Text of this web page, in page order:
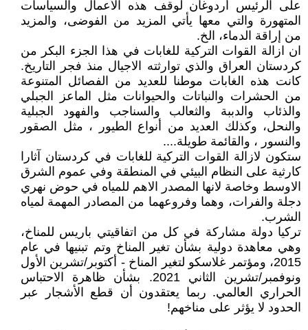
على الرئيس أردوغان لوقف هذه الأعمال والسياسات
المتهورة والتي معها يأتي المزيد من الفوضى، والمزيد
من إراقة الدماء، الخ.
ان ازالة القوات التركية للغابات في هذا الجزء البكر من
كردستان العراق والذي توارثته الاجيال منذ فجر التاريخ.
كانت هذه الغابات موطنا للعديد من الفصائل المتنوعة
من الحشرات والنباتات والحيوانات مثل الماعز الجبلي
والذئاب والدببة والثعالب والسناجب والفهود الجبلية
والنحل، وكذلك العديد من أنواع الطيور ، مثل الصقور
والنسور ، والقائمة طويلة....
ستكون لازالة القوات التركية للغابات في كردستان آثارا
كارثية على النظام البيئي في المنطقة وفي عموم الشرق
الاوسط وخاصة لانها المصدر الاهم للمياه في حوض نهري
دجلة والفرات، وهما وفروعهما من المصادر المهمة لمياه
الشرب.
تركيا دولة مشاركة في كل من اتفاقيتي باريس للمناخ،
وهي معاهدة دولية بشأن تغير المناخ وتم تبنيها في عام
2015، ومؤتمر غلاسكو لتغير المناخ - أكتوبر/تشرين الأول
ونوفمبر/تشرين الثاني 2021. بشأن ظاهرة الاحتباس
الحراري العالمي. ربما يعتقدون أن قطع الأشجار عبر
الحدود لا يؤثر على مناخهم!